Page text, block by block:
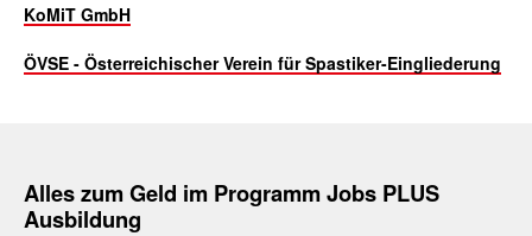
KoMiT GmbH
ÖVSE - Österreichischer Verein für Spastiker-Eingliederung
Alles zum Geld im Programm Jobs PLUS
Ausbildung